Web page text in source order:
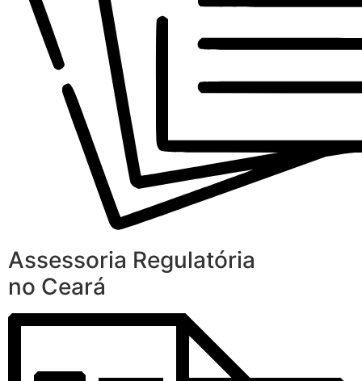
Assessoria Regulatória
no Ceará